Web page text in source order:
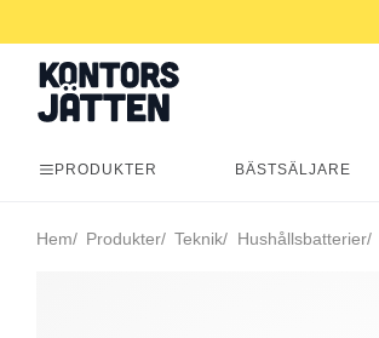
PRODUKTER BÄSTSÄLJARE
Hem Produkter Teknik Hushållsbatterier